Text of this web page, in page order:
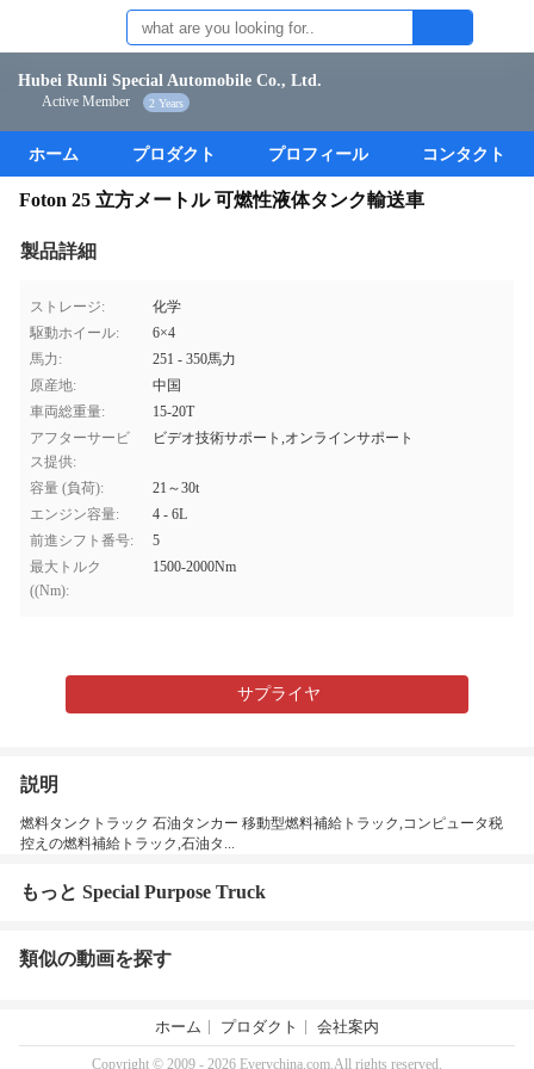
Hubei Runli Special Automobile Co., Ltd.
Active Member 2 Years
ホーム プロダクト プロフィール コンタクト
Foton 25 立方メートル 可燃性液体タンク輸送車
製品詳細
ストレージ:
化学
駆動ホイール:
6×4
馬力:
251 - 350馬力
原産地:
中国
車両総重量:
15-20T
アフターサービ
ス提供:
ビデオ技術サポート,オンラインサポート
容量 (負荷):
21～30t
エンジン容量:
4 - 6L
前進シフト番号:
5
最大トルク
((Nm):
1500-2000Nm
サプライヤ
説明
燃料タンクトラック 石油タンカー 移動型燃料補給トラック,コンピュータ税
控えの燃料補給トラック,石油タ...
もっと Special Purpose Truck
類似の動画を探す
ホーム プロダクト 会社案内
Copyright © 2009 - 2026 Everychina.com.All rights reserved.